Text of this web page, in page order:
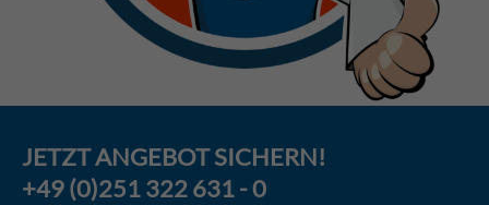
JETZTANGEBOTSICHERN!
+49 (0)251 322 631 - 0